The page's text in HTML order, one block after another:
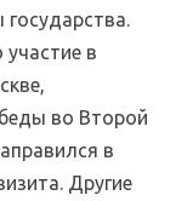
в
во Второй
в
Другие